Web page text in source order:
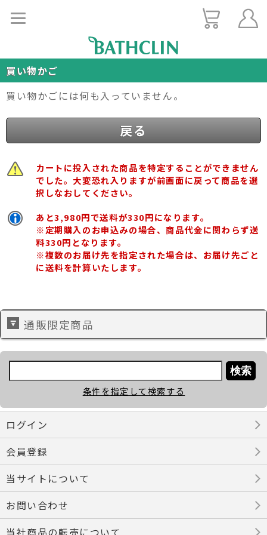
買い物かご
買い物かごには何も入っていません。
戻る
カートに投入された商品を特定することができません
でした。大変恐れ入りますが前画面に戻って商品を選
択しなおしてください。
あと3,980円で送料が330円になります。
※定期購入のお申込みの場合、商品代金に関わらず送
料330円となります。
※複数のお届け先を指定された場合は、お届け先ごと
に送料を計算いたします。
通販限定商品
条件を指定して検索する
ログイン
会員登録
当サイトについて
お問い合わせ